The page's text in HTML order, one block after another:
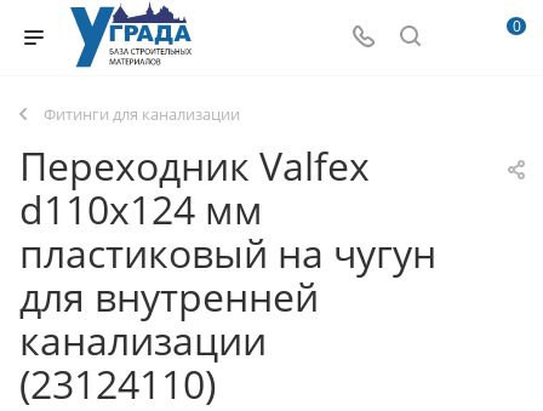
0
Фитинги для канализации
Переходник Valfex
d110х124 мм
пластиковый на чугун
для внутренней
канализации
(23124110)